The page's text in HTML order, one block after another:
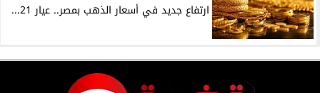
ارتفاع جديد في أسعار الذهب بمصر.. عيار 21...